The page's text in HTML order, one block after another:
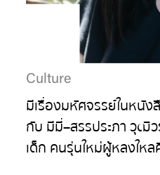
Culture
มีเรื่องมหัศจรรย์ในหนั
กับ มีมี่–สรรประภา วุฒิ
เด็ก คนรุ่นใหม่ผู้หลงให